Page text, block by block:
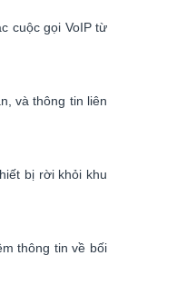
cuộc gọi VoIP từ
và thông tin liên
bị rời khỏi khu
thông tin về bối